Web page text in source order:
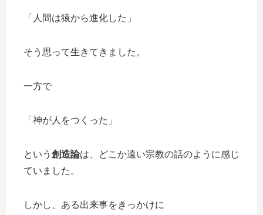
「人間は猿から進化した」
そう思って生きてきました。
一方で
「神が人をつくった」
という 創造論は、どこか遠い宗教の話のように感じ
ていました。
しかし、ある出来事をきっかけに